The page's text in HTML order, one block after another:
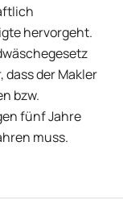
hervorgeht.
dass der Makler
bzw.
fünf Jahre
muss.